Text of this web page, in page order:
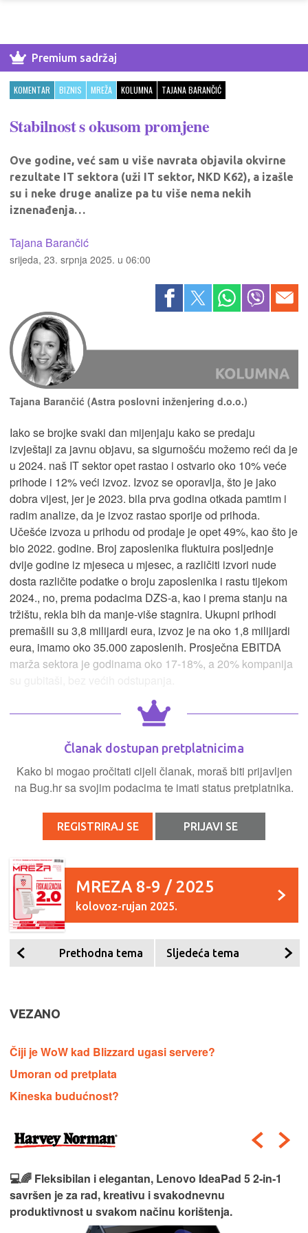
Premium sadržaj
KOMENTAR BIZNIS MREŽA KOLUMNA TAJANA BARANČIĆ
Stabilnost s okusom promjene
Ove godine, već sam u više navrata objavila okvirne
rezultate IT sektora (uži IT sektor, NKD K62), a izašle
su i neke druge analize pa tu više nema nekih
iznenađenja…
Tajana Barančić
srijeda, 23. srpnja 2025. u 06:00
Tajana Barančić (Astra poslovni inženjering d.o.o.)
Iako se brojke svaki dan mijenjaju kako se predaju
izvještaji za javnu objavu, sa sigurnošću možemo reći da je
u 2024. naš IT sektor opet rastao i ostvario oko 10% veće
prihode i 12% veći izvoz. Izvoz se oporavlja, što je jako
dobra vijest, jer je 2023. bila prva godina otkada pamtim i
radim analize, da je izvoz rastao sporije od prihoda.
Učešće izvoza u prihodu od prodaje je opet 49%, kao što je
bio 2022. godine. Broj zaposlenika fluktuira posljednje
dvije godine iz mjeseca u mjesec, a različiti izvori nude
dosta različite podatke o broju zaposlenika i rastu tijekom
2024., no, prema podacima DZS-a, kao i prema stanju na
tržištu, rekla bih da manje-više stagnira. Ukupni prihodi
premašili su 3,8 milijardi eura, izvoz je na oko 1,8 milijardi
eura, imamo oko 35.000 zaposlenih. Prosječna EBITDA
marža sektora je godinama oko 17-18%, a 20% kompanija
Članak dostupan pretplatnicima
Kako bi mogao pročitati cijeli članak, moraš biti prijavljen
na Bug.hr sa svojim podacima te imati status pretplatnika.
REGISTRIRAJ SE PRIJAVI SE
MREZA 8-9 / 2025
kolovoz-rujan 2025.
Prethodna tema Sljedeća tema
VEZANO
Čiji je WoW kad Blizzard ugasi servere?
Umoran od pretplata
Kineska budućnost?
💻🌈 Fleksibilan i elegantan, Lenovo IdeaPad 5 2‑in‑1
savršen je za rad, kreativu i svakodnevnu
produktivnost u svakom načinu korištenja.